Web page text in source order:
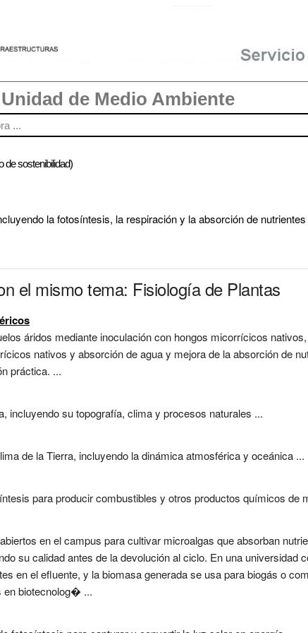
Unidad de Medio Ambiente
de sostenibilidad)
la fotosíntesis, la respiración y la absorción de nutrientes
el mismo tema: Fisiología de Plantas
áridos mediante inoculación con hongos micorrícicos
nativos y absorción de agua y mejora de la absorción de
práctica. ...
incluyendo su topografía, clima y procesos naturales ...
de la Tierra, incluyendo la dinámica atmosférica y oceánica ...
para producir combustibles y otros productos químicos de
en el campus para cultivar microalgas que absorban
su calidad antes de la devolución al ciclo. En una universidad
en el efluente, y la biomasa generada se usa para biogás o
en biotecnolog� ...